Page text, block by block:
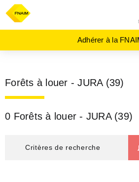
Adhérer à la
Forêts à louer - JURA (39)
0 Forêts à louer - JURA (39)
Critères de recherche